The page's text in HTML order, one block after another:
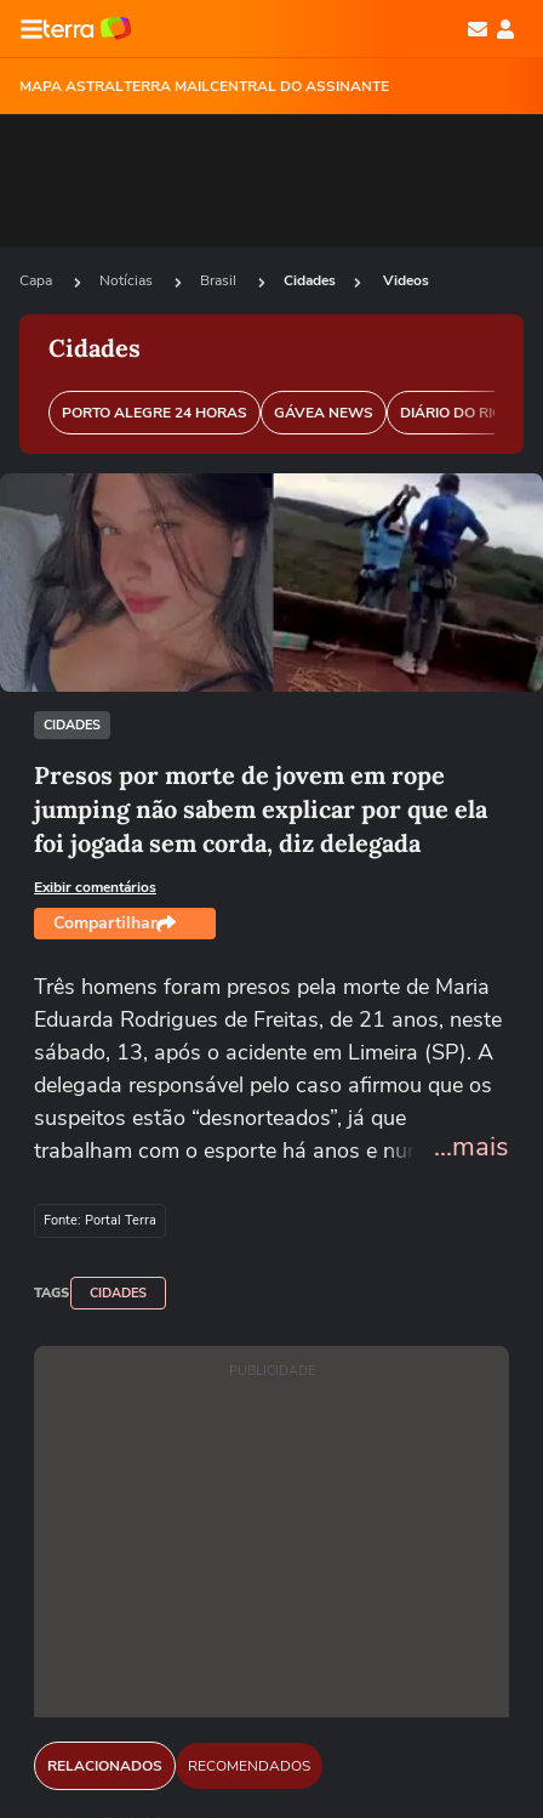
MAPA ASTRALTERRA MAILCENTRAL DO ASSINANTE
Capa Notícias Brasil Cidades Videos
Cidades
PORTO ALEGRE 24 HORAS GÁVEA NEWS DIÁRIO DO RIO
Ops!
Não foi possível reproduzir o vídeo
Tentar novamente
CIDADES
Presos por morte de jovem em rope
jumping não sabem explicar por que ela
foi jogada sem corda, diz delegada
Exibir comentários
Compartilhar
Três homens foram presos pela morte de Maria
Eduarda Rodrigues de Freitas, de 21 anos, neste
sábado, 13, após o acidente em Limeira (SP). A
delegada responsável pelo caso afirmou que os
suspeitos estão “desnorteados”, já que
trabalham com o esporte há anos e nunca...mais
Fonte: Portal Terra
TAGS CIDADES
PUBLICIDADE
RELACIONADOS RECOMENDADOS